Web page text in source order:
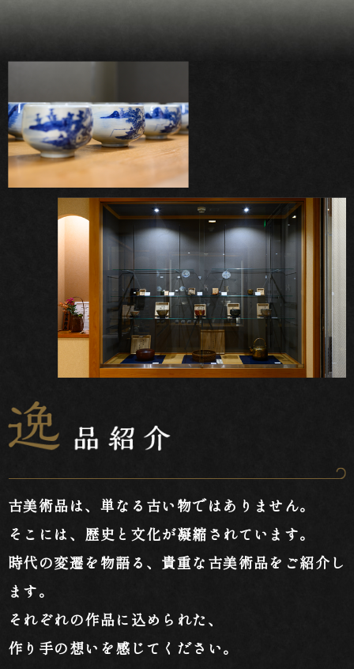
古美術品は、単なる古い物ではありません。
そこには、歴史と文化が凝縮されています。
時代の変遷を物語る、貴重な古美術品をご紹介し
ます。
それぞれの作品に込められた、
作り手の想いを感じてください。